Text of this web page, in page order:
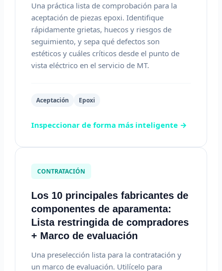
Una práctica lista de comprobación para la
aceptación de piezas epoxi. Identifique
rápidamente grietas, huecos y riesgos de
seguimiento, y sepa qué defectos son
estéticos y cuáles críticos desde el punto de
vista eléctrico en el servicio de MT.
Aceptación Epoxi
Inspeccionar de forma más inteligente →
CONTRATACIÓN
Los 10 principales fabricantes de
componentes de aparamenta:
Lista restringida de compradores
+ Marco de evaluación
Una preselección lista para la contratación y
un marco de evaluación. Utilícelo para